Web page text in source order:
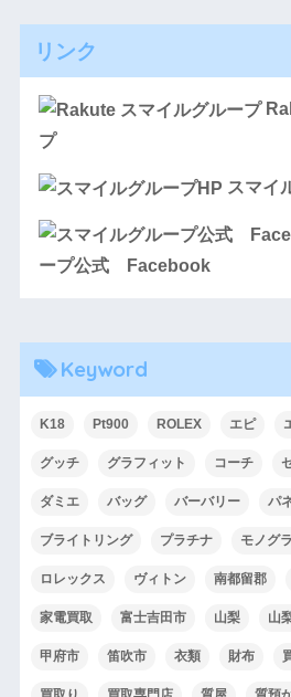
リンク
プ
スマイ
ープ公式 Facebook
Keyword
K18 Pt900 ROLEX エピ
グッチ グラフィット コーチ
ダミエ バッグ バーバリー パ
ブライトリング プラチナ モノグ
ロレックス ヴィトン 南都留郡
家電買取 富士吉田市 山梨 山
甲府市 笛吹市 衣類 財布